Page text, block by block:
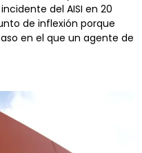
del AISI en 20
de inflexión porque
en el que un agente de